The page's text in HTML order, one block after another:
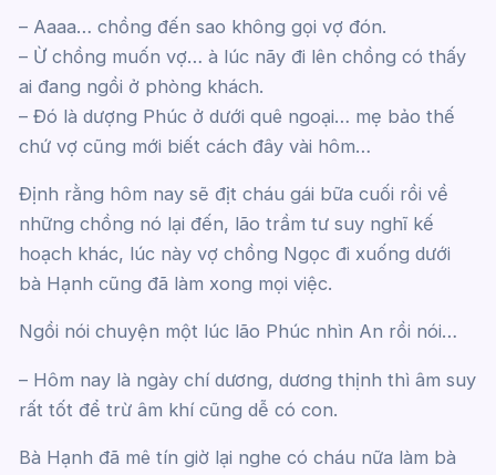
– Aaaa… chồng đến sao không gọi vợ đón.
– Ừ chồng muốn vợ… à lúc nãy đi lên chồng có thấy
ai đang ngồi ở phòng khách.
– Đó là dượng Phúc ở dưới quê ngoại… mẹ bảo thế
chứ vợ cũng mới biết cách đây vài hôm…
Định rằng hôm nay sẽ địt cháu gái bữa cuối rồi về
những chồng nó lại đến, lão trầm tư suy nghĩ kế
hoạch khác, lúc này vợ chồng Ngọc đi xuống dưới
bà Hạnh cũng đã làm xong mọi việc.
Ngồi nói chuyện một lúc lão Phúc nhìn An rồi nói…
– Hôm nay là ngày chí dương, dương thịnh thì âm suy
rất tốt để trừ âm khí cũng dễ có con.
Bà Hạnh đã mê tín giờ lại nghe có cháu nữa làm bà